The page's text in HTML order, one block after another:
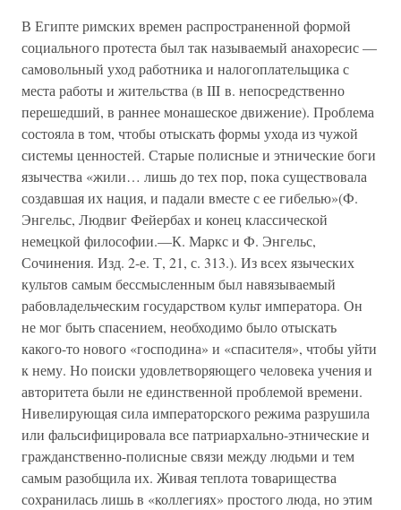
В Египте римских времен распространенной формой
социального протеста был так называемый анахоресис —
самовольный уход работника и налогоплательщика с
места работы и жительства (в III в. непосредственно
перешедший, в раннее монашеское движение). Проблема
состояла в том, чтобы отыскать формы ухода из чужой
системы ценностей. Старые полисные и этнические боги
язычества «жили… лишь до тех пор, пока существовала
создавшая их нация, и падали вместе с ее гибелью»(Ф.
Энгельс, Людвиг Фейербах и конец классической
немецкой философии.—К. Маркс и Ф. Энгельс,
Сочинения. Изд. 2-е. Т, 21, с. 313.). Из всех языческих
культов самым бессмысленным был навязываемый
рабовладельческим государством культ императора. Он
не мог быть спасением, необходимо было отыскать
какого-то нового «господина» и «спасителя», чтобы уйти
к нему. Но поиски удовлетворяющего человека учения и
авторитета были не единственной проблемой времени.
Нивелирующая сила императорского режима разрушила
или фальсифицировала все патриархально-этнические и
гражданственно-полисные связи между людьми и тем
самым разобщила их. Живая теплота товарищества
сохранилась лишь в «коллегиях» простого люда, но этим